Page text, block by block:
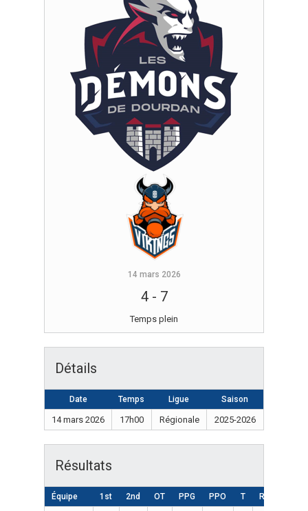
14 mars 2026
4- 7
Temps plein
Détails
Date Temps Ligue Saison
14 mars 2026 17h00 Régionale 2025-2026
Résultats
Équipe 1st 2nd OT PPG PPO T Résultat